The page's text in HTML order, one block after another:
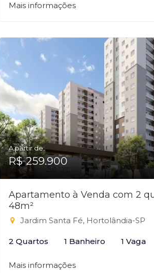
Mais informações
A partir de:
R$ 259.900
Apartamento à Venda com 2
48m²
Jardim Santa Fé, Hortolândia-SP
2 Quartos 1 Banheiro 1 Vaga
Mais informações